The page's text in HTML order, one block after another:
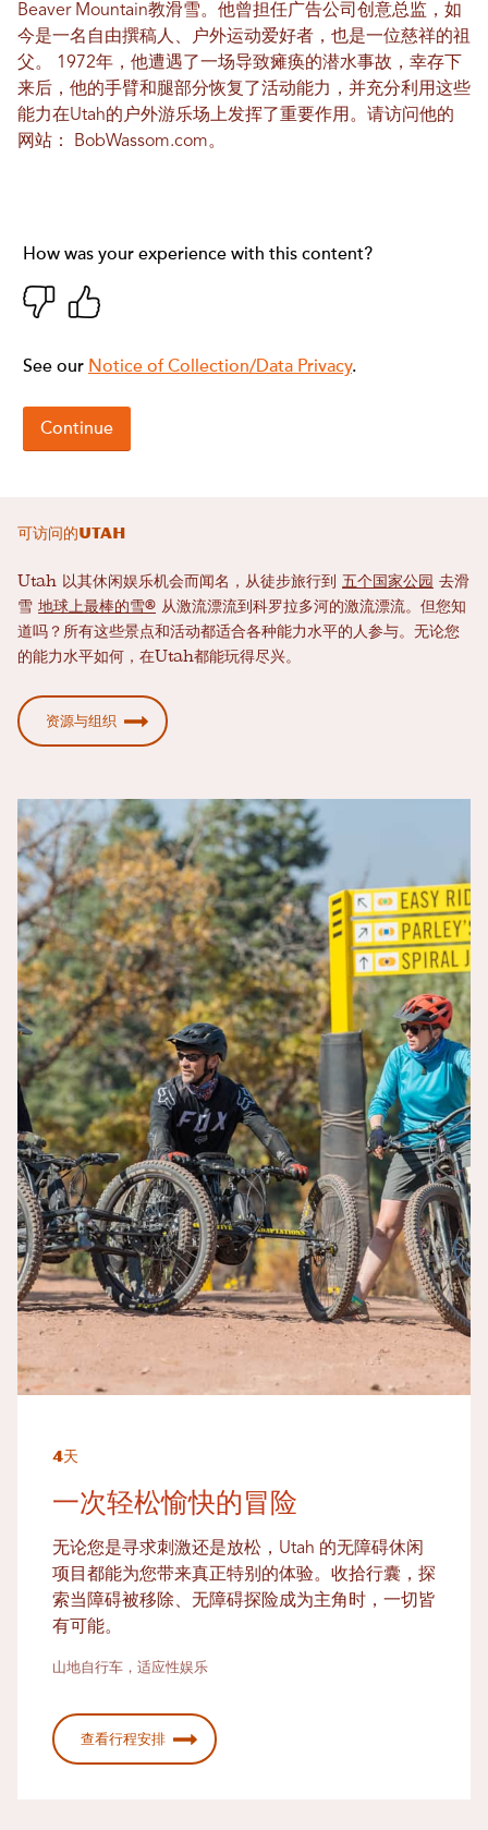
Beaver Mountain教滑雪。他曾担任广告公司创意总监，如
今是一名自由撰稿人、户外运动爱好者，也是一位慈祥的祖
父。 1972年，他遭遇了一场导致瘫痪的潜水事故，幸存下
来后，他的手臂和腿部分恢复了活动能力，并充分利用这些
能力在Utah的户外游乐场上发挥了重要作用。请访问他的
网站：
BobWassom.com。
可访问的Utah
Utah 以其休闲娱乐机会而闻名，从徒步旅行到 五个国家公园 去滑
雪 地球上最棒的雪® 从激流漂流到科罗拉多河的激流漂流。但您知
道吗？所有这些景点和活动都适合各种能力水平的人参与。无论您
的能力水平如何，在Utah都能玩得尽兴。
资源与组织
4天
一次轻松愉快的冒险
无论您是寻求刺激还是放松，Utah 的无障碍休闲
项目都能为您带来真正特别的体验。收拾行囊，探
索当障碍被移除、无障碍探险成为主角时，一切皆
有可能。
山地自行车，适应性娱乐
查看行程安排